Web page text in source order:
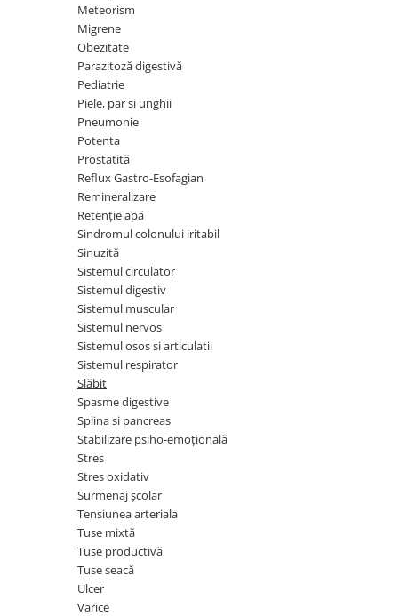
Imunostimulator
Infecții urinare
Infecții virale
Infertilitate femei
Infertilitate masculină
Insuficiență cardiacă
Laringospasm
Menopauza
Meteorism
Parazitoză digestivă
Piele, par si unghii
Pneumonie
Meteorism
Migrene
Obezitate
Parazitoză digestivă
Pediatrie
Piele, par si unghii
Pneumonie
Potenta
Prostatită
Reflux Gastro-Esofagian
Remineralizare
Retenție apă
Sindromul colonului iritabil
Sinuzită
Sistemul circulator
Sistemul digestiv
Sistemul muscular
Sistemul nervos
Sistemul osos si articulatii
Sistemul respirator
Slăbit
Spasme digestive
Splina si pancreas
Stabilizare psiho-emoțională
Stres
Stres oxidativ
Surmenaj școlar
Tensiunea arteriala
Tuse mixtă
Tuse productivă
Tuse seacă
Ulcer
Varice